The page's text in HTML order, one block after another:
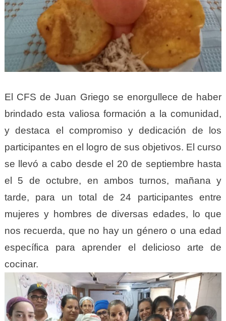
El CFS de Juan Griego se enorgullece de haber
brindado esta valiosa formación a la comunidad,
y destaca el compromiso y dedicación de los
participantes en el logro de sus objetivos. El curso
se llevó a cabo desde el 20 de septiembre hasta
el 5 de octubre, en ambos turnos, mañana y
tarde, para un total de 24 participantes entre
mujeres y hombres de diversas edades, lo que
nos recuerda, que no hay un género o una edad
específica para aprender el delicioso arte de
cocinar.